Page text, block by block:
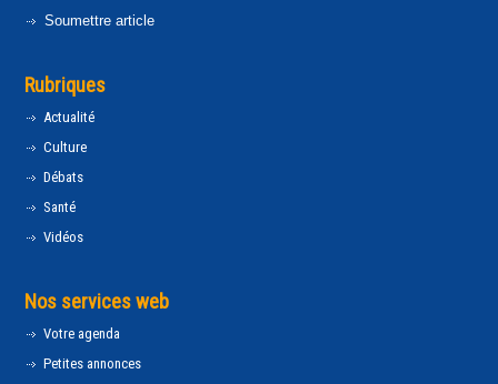
Soumettre article
Rubriques
Actualité
Culture
Débats
Santé
Vidéos
Nos services web
Votre agenda
Petites annonces